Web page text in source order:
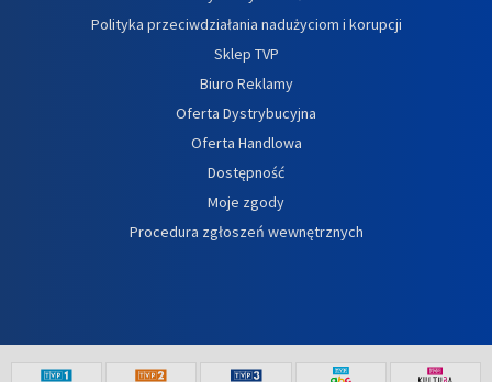
Polityka przeciwdziałania nadużyciom i korupcji
Sklep TVP
Biuro Reklamy
Oferta Dystrybucyjna
Oferta Handlowa
Dostępność
Moje zgody
Procedura zgłoszeń wewnętrznych